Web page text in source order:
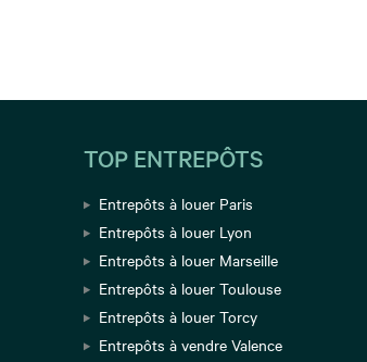
TOP ENTREPÔTS
Entrepôts à louer Paris
Entrepôts à louer Lyon
Entrepôts à louer Marseille
Entrepôts à louer Toulouse
Entrepôts à louer Torcy
Entrepôts à vendre Valence